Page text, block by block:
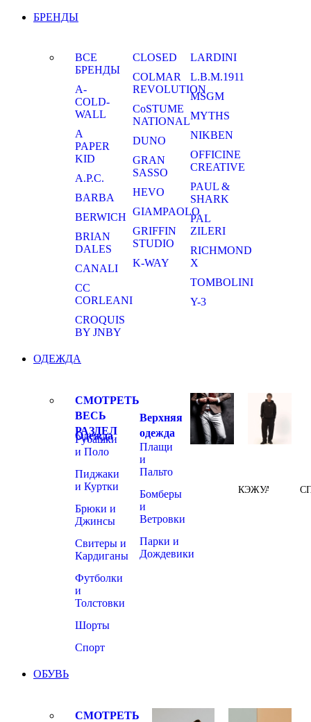
БРЕНДЫ
ВСЕ
БРЕНДЫ
A-
COLD-
WALL
A
PAPER
KID
A.P.C.
BARBA
BERWICH
BRIAN
DALES
CANALI
CC
CORLEANI
CROQUIS
BY JNBY
CLOSED
COLMAR
REVOLUTION
CoSTUME
NATIONAL
DUNO
GRAN
SASSO
HEVO
GIAMPAOLO
GRIFFIN
STUDIO
K-WAY
LARDINI
L.B.M.1911
MSGM
MYTHS
NIKBEN
OFFICINE
CREATIVE
PAUL &
SHARK
PAL
ZILERI
RICHMOND
X
TOMBOLINI
Y-3
ОДЕЖДА
СМОТРЕТЬ
ВЕСЬ
РАЗДЕЛ
Одежда
Рубашки
и Поло
Пиджаки
и Куртки
Брюки и
Джинсы
Свитеры и
Кардиганы
Футболки
и
Толстовки
Шорты
Спорт
Верхняя
одежда
Плащи
и
Пальто
Бомберы
и
Ветровки
Парки и
Дождевики
КЭЖУАЛ
ОБУВЬ
СМОТРЕТЬ